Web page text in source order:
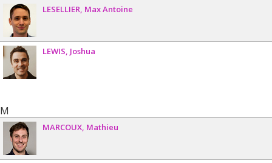
LESELLIER Max Antoine
LEWIS Joshua
M
MARCOUX Mathieu